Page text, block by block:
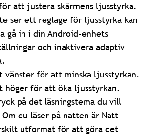
att justera skärmens ljusstyrka.
ser ett reglage för ljusstyrka kan
gå in i din Android-enhets
och inaktivera adaptiv
vänster för att minska ljusstyrkan.
höger för att öka ljusstyrkan.
på det läsningstema du vill
Om du läser på natten är Natt-
utformat för att göra det